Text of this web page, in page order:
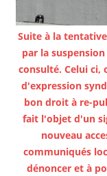
Suite à la
par la
consulté. Celui ci,
d'expression
bon droit à re-
fait l'objet d'un
nouveau
communiqués
dénoncer et à